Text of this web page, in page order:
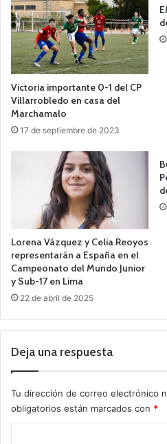
Victoria importante 0-1 del CP
Villarrobledo en casa del
Marchamalo
17 de septiembre de 2023
Lorena Vázquez y Celia Reoyos
representarán a España en el
Campeonato del Mundo Junior
y Sub-17 en Lima
22 de abril de 2025
Deja una respuesta
Tu dirección de correo electrónico
obligatorios están marcados con *